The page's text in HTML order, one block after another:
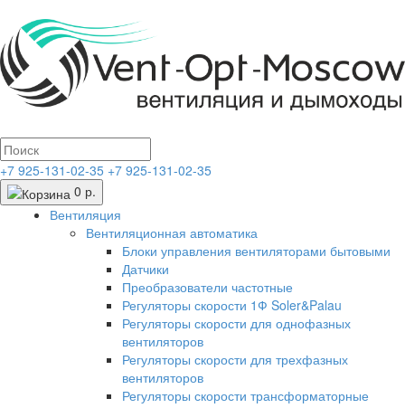
+7 925-131-02-35 +7 925-131-02-35
0 р.
Вентиляция
Вентиляционная автоматика
Блоки управления вентиляторами бытовыми
Датчики
Преобразователи частотные
Регуляторы скорости 1Ф Soler&Palau
Регуляторы скорости для однофазных
вентиляторов
Регуляторы скорости для трехфазных
вентиляторов
Регуляторы скорости трансформаторные